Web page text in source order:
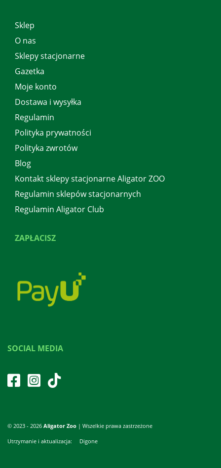
Sklep
O nas
Sklepy stacjonarne
Gazetka
Moje konto
Dostawa i wysyłka
Regulamin
Polityka prywatności
Polityka zwrotów
Blog
Kontakt sklepy stacjonarne Aligator ZOO
Regulamin sklepów stacjonarnych
Regulamin Aligator Club
ZAPŁACISZ
SOCIAL MEDIA
© 2023 - 2026 Aligator Zoo | Wszelkie prawa zastrzeżone
Utrzymanie i aktualizacja: Digone